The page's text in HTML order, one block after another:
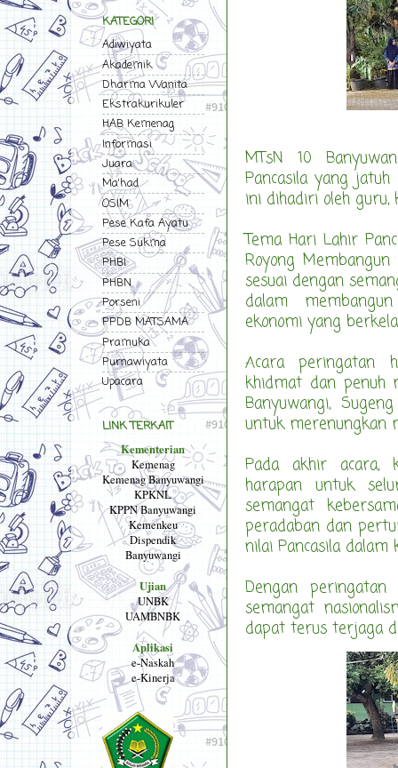
MTsN 10
Pancasila yang
ini dihadiri oleh guru,
Tema Hari Lahir
Royong
sesuai dengan
dalam
ekonomi yang
Acara peringatan
khidmat dan penuh
Banyuwangi,
untuk merenungkan
Pada akhir acara,
harapan untuk
semangat
peradaban dan
nilai Pancasila dalam
Dengan
semangat
dapat terus terjaga
KATEGORI
Adiwiyata
Akademik
Dharma Wanita
Ekstrakurikuler
HAB Kemenag
Informasi
Juara
Ma'had
OSIM
Pese Kafa Ayatu
Pese Sukma
PHBI
PHBN
Porseni
PPDB MATSAMA
Pramuka
Purnawiyata
Upacara
LINK TERKAIT
Kementerian
Kemenag
Kemenag Banyuwangi
KPKNL
KPPN Banyuwangi
Kemenkeu
Dispendik
Banyuwangi
Ujian
UNBK
UAMBNBK
Aplikasi
e-Naskah
e-Kinerja